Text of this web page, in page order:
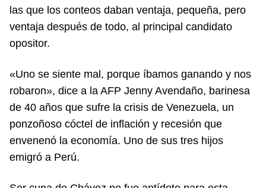
las que los conteos daban ventaja, pequeña, pero
ventaja después de todo, al principal candidato
opositor.
«Uno se siente mal, porque íbamos ganando y nos
robaron», dice a la AFP Jenny Avendaño, barinesa
de 40 años que sufre la crisis de Venezuela, un
ponzoñoso cóctel de inflación y recesión que
envenenó la economía. Uno de sus tres hijos
emigró a Perú.